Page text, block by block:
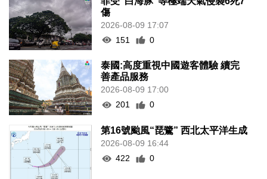
傷
2026-08-09 17:07
151
0
泰國:高度重視中國遊客體驗 續完
善產品服務
2026-08-09 17:00
201
0
第16號颱風“琵鷺” 西北太平洋生成
2026-08-09 16:44
422
0